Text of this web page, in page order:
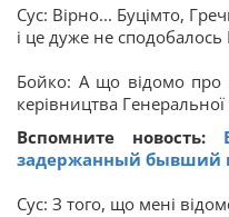
Сус: Вірно... Буцімто,
і це дуже не сподобалось
Бойко: А що відомо про
керівництва
Вспомните новость:
задержанный бывший
Сус: З того, що мені